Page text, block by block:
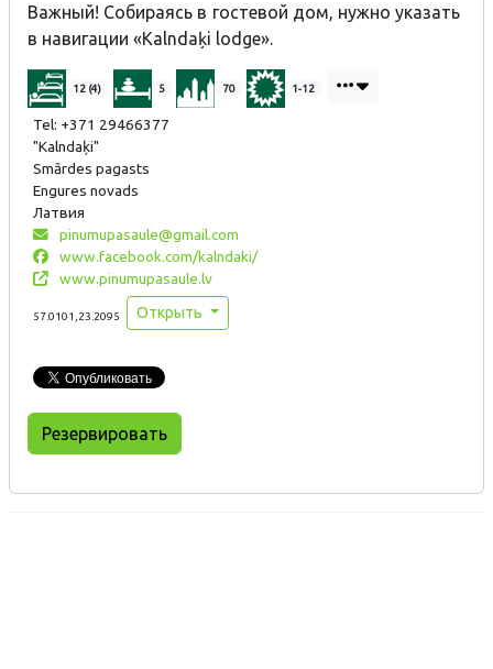
Важный! Собираясь в гостевой дом, нужно указать
в навигации «Kalndaķi lodge».
12 (4) 5 70 1-12
Tel: +371 29466377
"Kalndaķi"
Smārdes pagasts
Engures novads
Латвия
pinumupasaule@gmail.com
www.facebook.com/kalndaki/
www.pinumupasaule.lv
57.0101,23.2095 Открыть
Резервировать